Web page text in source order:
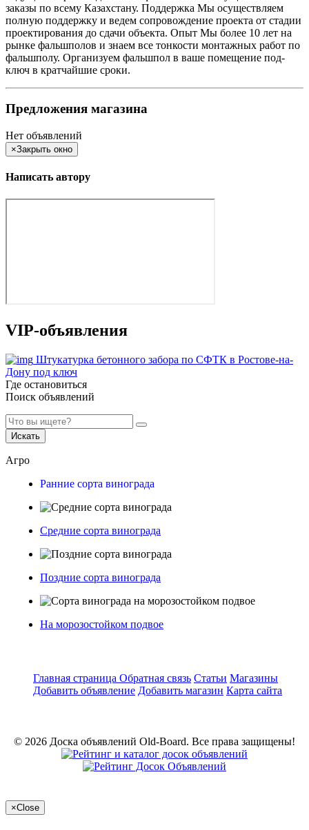
заказы по всему Казахстану. Поддержка Мы осуществляем
полную поддержку и ведем сопровождение проекта от стадии
проектирования до сдачи объекта. Опыт Мы более 10 лет на
рынке фальшполов и знаем все тонкости монтажных работ по
фальшполу. Организуем фальшпол в ваше помещение под-
ключ в кратчайшие сроки.
Предложения магазина
Нет объявлений
×Закрыть окно
Написать автору
VIP-объявления
Штукатурка бетонного забора по СФТК в Ростове-на-
Дону под ключ
Где остановиться
Поиск объявлений
Искать
Агро
Ранние сорта винограда
Средние сорта винограда
Поздние сорта винограда
На морозостойком подвое
Главная страница Обратная связь Статьи Магазины
Добавить объявление Добавить магазин Карта сайта
© 2026 Доска объявлений Old-Board. Все права защищены!
×Close